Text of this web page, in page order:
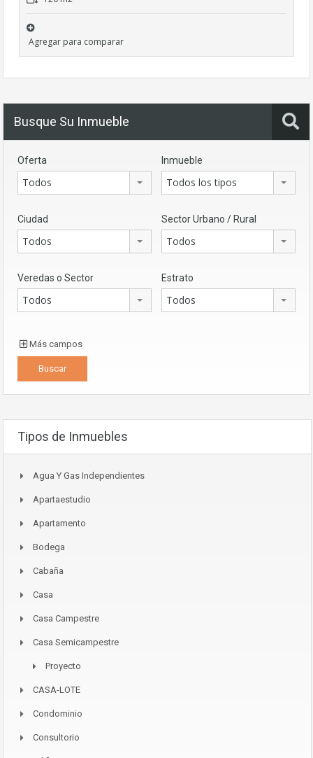
Agregar para comparar
Busque Su Inmueble
Oferta
Todos
Inmueble
Todos los tipos
Ciudad
Todos
Sector Urbano / Rural
Todos
Veredas o Sector
Todos
Estrato
Todos
Más campos
Tipos de Inmuebles
Agua Y Gas Independientes
Apartaestudio
Apartamento
Bodega
Cabaña
Casa
Casa Campestre
Casa Semicampestre
Proyecto
CASA-LOTE
Condominio
Consultorio